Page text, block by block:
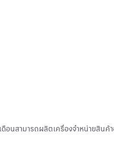
นสามารถผลิตเครื่องจำหน่ายสินค้